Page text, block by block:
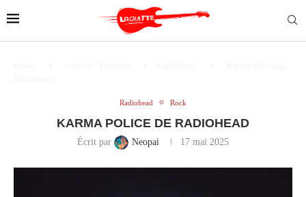
Radiohead Rock
KARMA POLICE DE RADIOHEAD
Écrit par Neopai 17 mai 2025